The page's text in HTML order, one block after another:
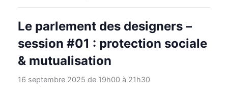
Le parlement des designers –
session #01 : protection sociale
& mutualisation
16 septembre 2025 de 19h00à 21h30